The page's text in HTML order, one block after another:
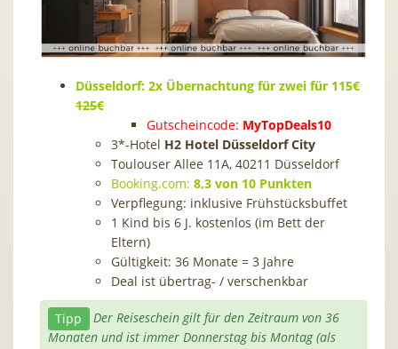
Düsseldorf: 2x Übernachtung für zwei für 115€
125€
Gutscheincode: MyTopDeals10
3*-Hotel H2 Hotel Düsseldorf City
Toulouser Allee 11A, 40211 Düsseldorf
Booking.com: 8,3 von 10 Punkten
Verpflegung: inklusive Frühstücksbuffet
1 Kind bis 6 J. kostenlos (im Bett der
Eltern)
Gültigkeit: 36 Monate = 3 Jahre
Deal ist übertrag- / verschenkbar
Tipp
Der Reiseschein gilt für den Zeitraum von 36
Monaten und ist immer Donnerstag bis Montag (als